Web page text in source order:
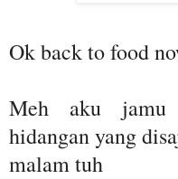
Ok back to food
Meh aku jamu
hidangan yang
malam tuh